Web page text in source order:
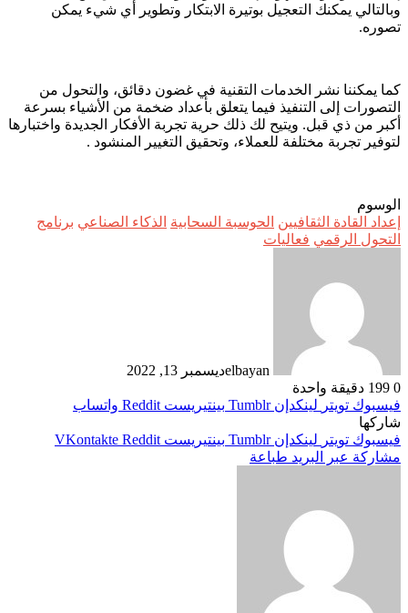
وبالتالي يمكنك التعجيل بوتيرة الابتكار وتطوير أي شيء يمكن
تصوره.
كما يمكننا نشر الخدمات التقنية في غضون دقائق، والتحول من
التصورات إلى التنفيذ فيما يتعلق بأعداد ضخمة من الأشياء بسرعة
أكبر من ذي قبل. ويتيح لك ذلك حرية تجربة الأفكار الجديدة واختبارها
لتوفير تجربة مختلفة للعملاء، وتحقيق التغيير المنشود .
الوسوم
إعداد القادة الثقافيين الحوسبة السحابية الذكاء الصناعي برنامج
التحول الرقمي فعاليات
elbayanديسمبر 13, 2022
0
دقيقة واحدة
فيسبوك تويتر لينكدإن بينتيريست
واتساب
شاركها
فيسبوك تويتر لينكدإن بينتيريست
مشاركة عبر البريد طباعة